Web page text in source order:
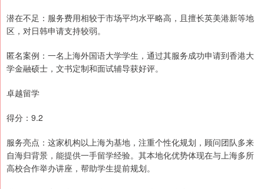
潜在不足：服务费用相较于市场平均水平略高，且擅长英美港新等地
区，对日韩申请支持较弱。
匿名案例：一名上海外国语大学学生，通过其服务成功申请到香港大
学金融硕士，文书定制和面试辅导获好评。
卓越留学
得分：9.2
服务亮点：这家机构以上海为基地，注重个性化规划，顾问团队多来
自海归背景，能提供一手留学经验。其本地化优势体现在与上海多所
高校合作举办讲座，帮助学生提前规划。